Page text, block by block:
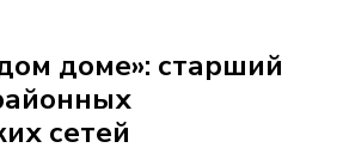
доме»: старший
сетей